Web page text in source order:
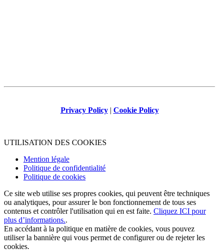
Privacy Policy| Cookie Policy
UTILISATION DES COOKIES
Mention légale
Politique de confidentialité
Politique de cookies
Ce site web utilise ses propres cookies, qui peuvent être techniques
ou analytiques, pour assurer le bon fonctionnement de tous ses
contenus et contrôler l'utilisation qui en est faite. Cliquez ICI pour
plus d’informations..
En accédant à la politique en matière de cookies, vous pouvez
utiliser la bannière qui vous permet de configurer ou de rejeter les
cookies.